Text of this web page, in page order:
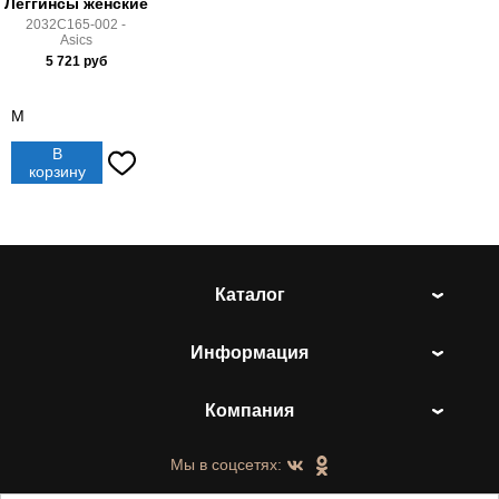
2032C165-002 -
Asics
5 721руб
M
В
корзину
Каталог
Информация
Компания
Мы в соцсетях: